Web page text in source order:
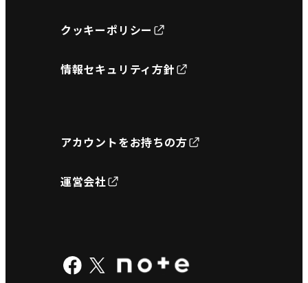
クッキーポリシー
情報セキュリティ方針
アカウントをお持ちの方
運営会社